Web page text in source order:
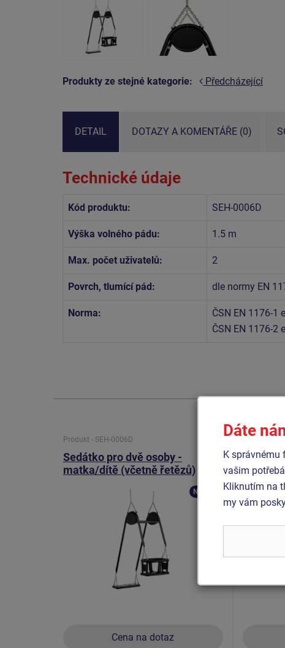
Produkty ze stejné kategorie: Předcházející
DETAIL DOTAZY A KOMENTÁŘE (0)
Technické údaje
Kód produktu: SEH-0006D
Výška volného pádu: 1.5 m
Max. počet uživatelů: 2
Povrch, tlumící pád: dle normy EN
Norma:
ČSN EN 1176-1
ČSN EN 1176-2
Produkt - SEH-0006D
Sedátko pro dvě osoby -
matka/dítě (včetně řetězů)
Cena na dotaz
Novinka
řetězů)
Dáte
K správnému
vašim
Kliknutím na
my vám